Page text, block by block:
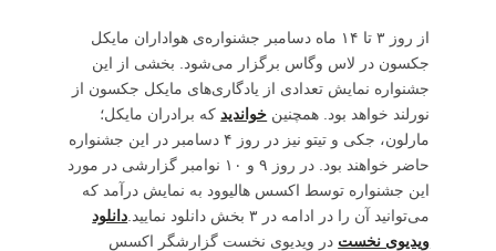
از روز ۳ تا ۱۴ ماه دسامبر جشنواره‌ی هواداران مایکل
جکسون در لاس وگاس برگزار می‌شود. بخشی از این
جشنواره نمایش تعدادی از یادگاری‌های مایکل جکسون از
نورلند خواهد بود. همچنین خواندیدکه برادران مایکل؛
مارلون، جکی و تیتو نیز در روز ۴ دسامبر در این جشنواره
حاضر خواهند بود. در روز ۹ و ۱۰ نوامبر گزارشی در مورد
این جشنواره توسط اکسس هالیوود به نمایش درآمد که
می‌توانید آن را در ادامه در ۳ بخش دانلود نمایید.
دانلود
ویدیوی نخست در ویدیوی نخست گزارشگر اکسس